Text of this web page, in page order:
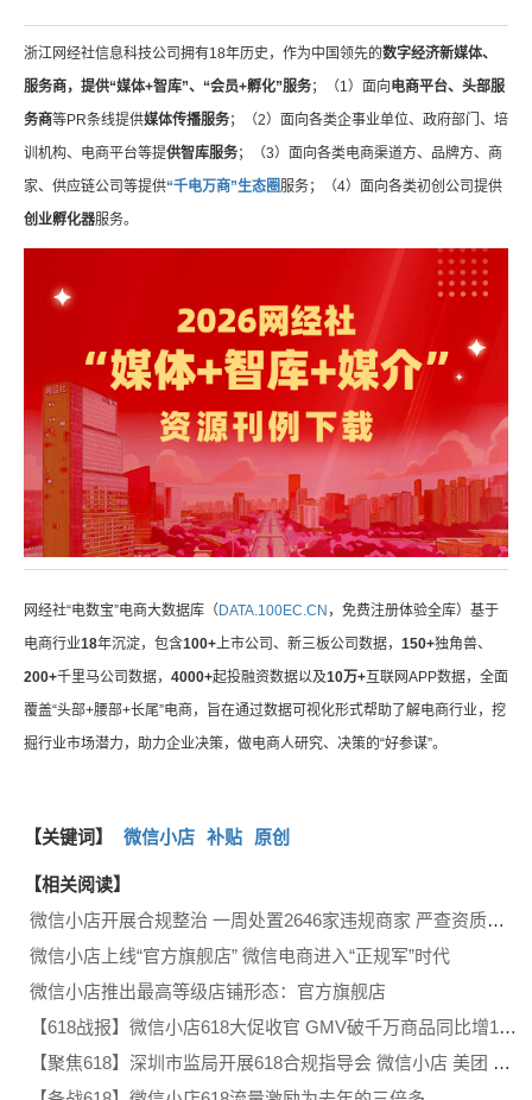
浙江网经社信息科技公司拥有18年历史，作为中国领先的数字经济新媒体、
服务商，提供“媒体+智库”、“会员+孵化”服务；（1）面向 电商平台、头部服
务商等PR条线提供媒体传播服务；（2）面向各类企事业单位、政府部门、培
训机构、电商平台等提供智库服务；（3）面向各类电商渠道方、品牌方、商
家、供应链公司等提供“千电万商”生态圈服务；（4）面向各类初创公司提供
创业孵化器服务。
网经社“电数宝”电商大数据库（DATA.100EC.CN ，免费注册体验全库）基于
电商行业18年沉淀，包含100+ 上市公司、新三板公司数据， 150+独角兽、
200+千里马公司数据， 4000+起投融资数据以及10万+互联网APP数据，全面
覆盖“头部+腰部+长尾”电商，旨在通过数据可视化形式帮助了解电商行业，挖
掘行业市场潜力，助力企业决策，做电商人研究、决策的“好参谋”。
【关键词】 微信小店 补贴 原创
【相关阅读】
微信小店开展合规整治 一周处置2646家违规商家 严查资质缺失、虚假宣传等问题
微信小店上线“官方旗舰店” 微信电商进入“正规军”时代
微信小店推出最高等级店铺形态：官方旗舰店
【618战报】微信小店618大促收官 GMV破千万商品同比增133%
【聚焦618】深圳市监局开展618合规指导会 微信小店 美团 京东 拼多多 淘天 抖音等60余家平台参会